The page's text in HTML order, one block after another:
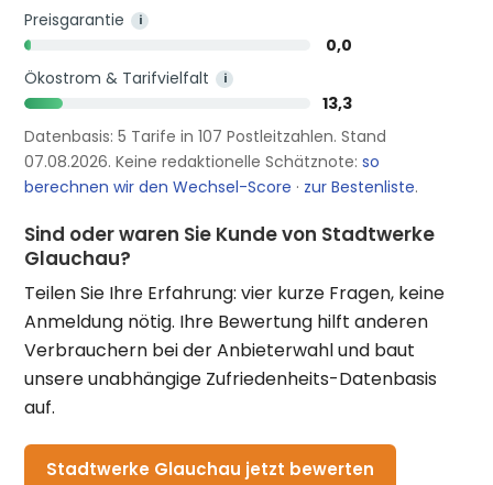
Preisgarantie
i
0,0
Ökostrom & Tarifvielfalt
i
13,3
Datenbasis: 5 Tarife in 107 Postleitzahlen. Stand
07.08.2026. Keine redaktionelle Schätznote:so
berechnen wir den Wechsel-Score · zur Bestenliste.
Sind oder waren Sie Kunde von Stadtwerke
Glauchau?
Teilen Sie Ihre Erfahrung: vier kurze Fragen, keine
Anmeldung nötig. Ihre Bewertung hilft anderen
Verbrauchern bei der Anbieterwahl und baut
unsere unabhängige Zufriedenheits-Datenbasis
auf.
Stadtwerke Glauchau jetzt bewerten